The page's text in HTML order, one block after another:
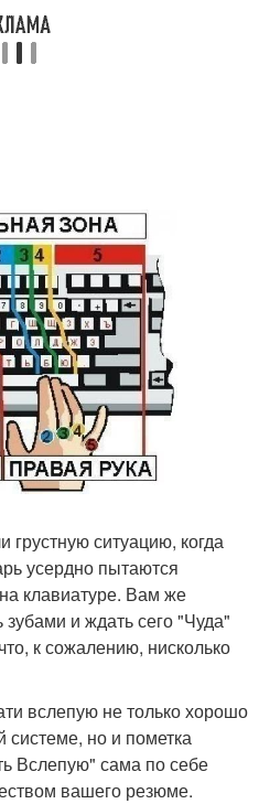
ситуацию, когда
усердно пытаются
клавиатуре. Вам же
и ждать сего "Чуда"
к сожалению, нисколько
вслепую не только хорошо
но и пометка
Вслепую" сама по себе
вашего резюме.